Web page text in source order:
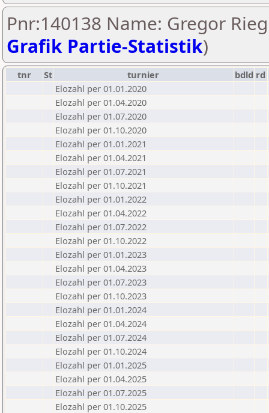
Pnr:140138 Name: Gregor
Grafik Partie-Statistik)
tnr St turnier bdld rd
Elozahl per 01.01.2020
Elozahl per 01.04.2020
Elozahl per 01.07.2020
Elozahl per 01.10.2020
Elozahl per 01.01.2021
Elozahl per 01.04.2021
Elozahl per 01.07.2021
Elozahl per 01.10.2021
Elozahl per 01.01.2022
Elozahl per 01.04.2022
Elozahl per 01.07.2022
Elozahl per 01.10.2022
Elozahl per 01.01.2023
Elozahl per 01.04.2023
Elozahl per 01.07.2023
Elozahl per 01.10.2023
Elozahl per 01.01.2024
Elozahl per 01.04.2024
Elozahl per 01.07.2024
Elozahl per 01.10.2024
Elozahl per 01.01.2025
Elozahl per 01.04.2025
Elozahl per 01.07.2025
Elozahl per 01.10.2025